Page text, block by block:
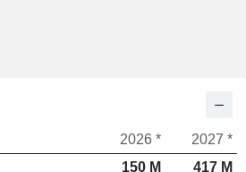
2026 *
2027 *
150 M
417 M